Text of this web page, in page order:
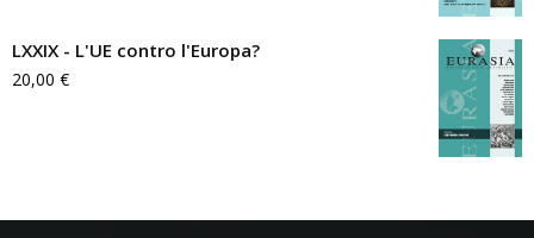
LXXIX - L'UE contro l'Europa?
20,00 €